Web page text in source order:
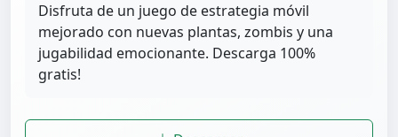
Disfruta de un juego de estrategia móvil
mejorado con nuevas plantas, zombis y una
jugabilidad emocionante. Descarga 100%
gratis!